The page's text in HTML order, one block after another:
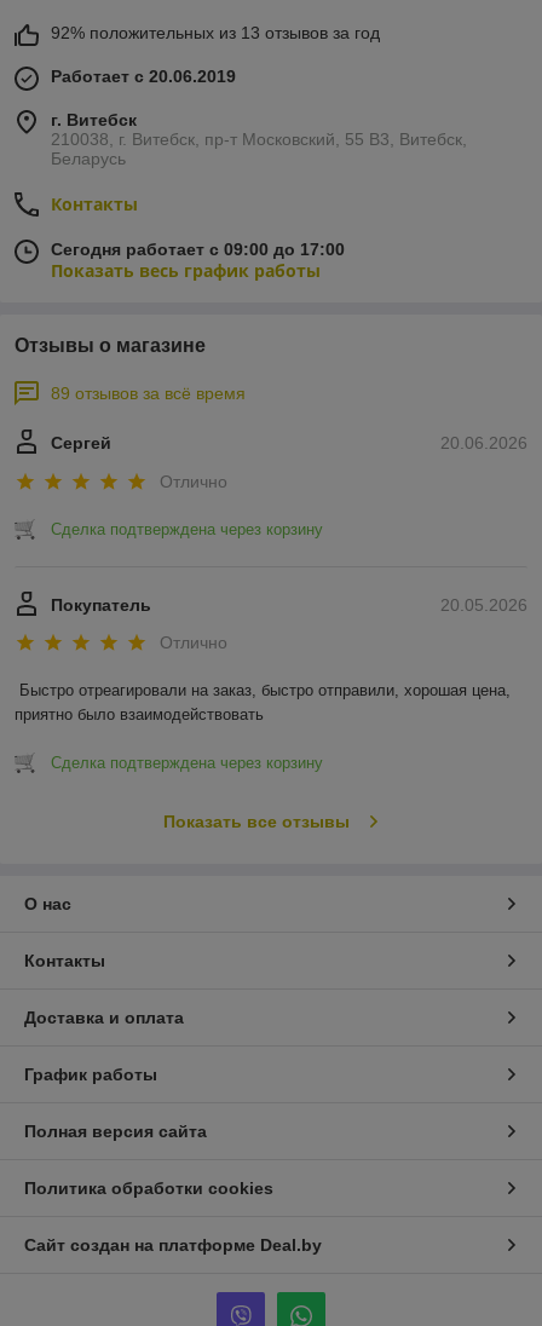
92% положительных из 13 отзывов за год
Работает с 20.06.2019
г. Витебск
210038, г. Витебск, пр-т Московский, 55 B3, Витебск,
Беларусь
Контакты
Сегодня работает с 09:00 до 17:00
Показать весь график работы
Отзывы о магазине
89 отзывов за всё время
20.06.2026
Сергей
Отлично
Сделка подтверждена через корзину
20.05.2026
Покупатель
Отлично
Быстро отреагировали на заказ, быстро отправили, хорошая цена,
приятно было взаимодействовать
Сделка подтверждена через корзину
Показать все отзывы
О нас
Контакты
Доставка и оплата
График работы
Полная версия сайта
Политика обработки cookies
Сайт создан на платформе Deal.by